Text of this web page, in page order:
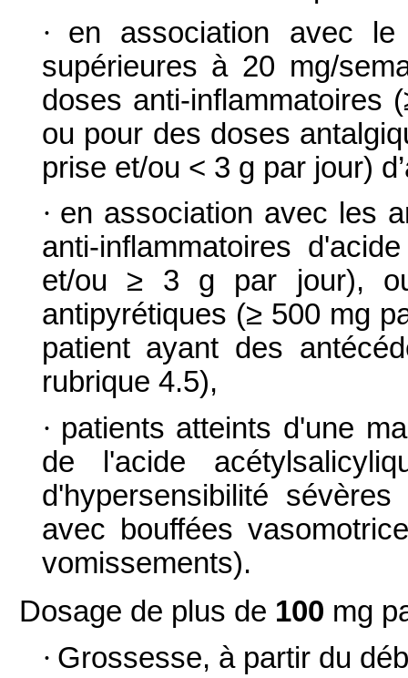
·
en association avec
supérieures à 20 mg/
doses anti-inflammatoires
ou pour des doses
prise et/ou < 3 g par jour)
· en association avec les
anti-inflammatoires
et/ou ≥ 3 g par jour),
antipyrétiques (≥ 500 mg
patient ayant des
rubrique 4.5),
· patients atteints d'une
de l'acide
d'hypersensibilité
avec bouffées
vomissements).
Dosage de plus de 100 mg
· Grossesse, à partir du